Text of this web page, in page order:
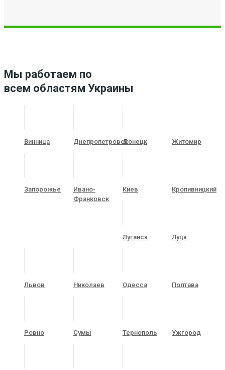
Мы работаем по
всем областям Украины
Винница ДнепропетровскДонецк Житомир
Запорожье
Ивано-
Франковск
Киев Кропивницкий
Луганск Луцк
Львов Николаев Одесса Полтава
Ровно Сумы Тернополь Ужгород